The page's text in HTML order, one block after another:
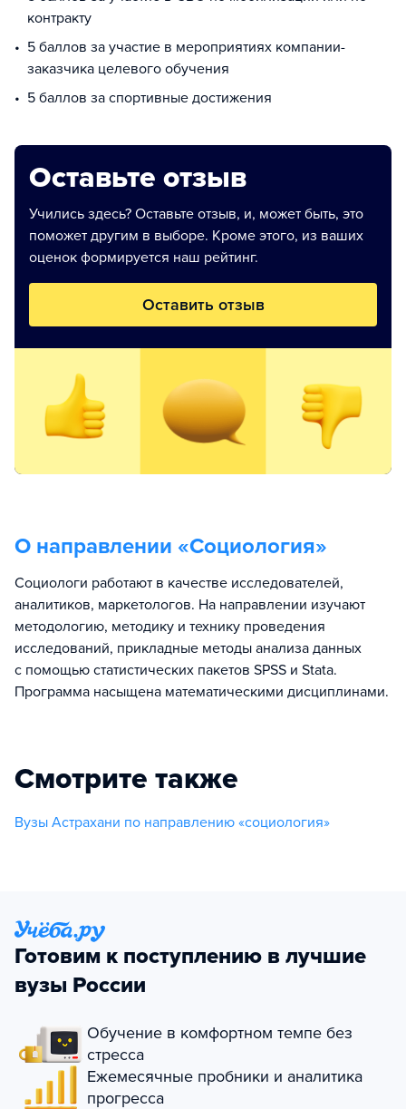
контракту
5 баллов за участие в мероприятиях компании-
заказчика целевого обучения
5 баллов за спортивные достижения
Оставьте отзыв
Учились здесь? Оставьте отзыв, и, может быть, это
поможет другим в выборе. Кроме этого, из ваших
оценок формируется наш рейтинг.
Оставить отзыв
О направлении «Социология»
Социологи работают в качестве исследователей,
аналитиков, маркетологов. На направлении изучают
методологию, методику и технику проведения
исследований, прикладные методы анализа данных
с помощью статистических пакетов SPSS и Stata.
Программа насыщена математическими дисциплинами.
Смотрите также
Вузы Астрахани по направлению «социология»
Готовим к поступлению в лучшие
вузы России
Обучение в комфортном темпе без
стресса
Ежемесячные пробники и аналитика
прогресса